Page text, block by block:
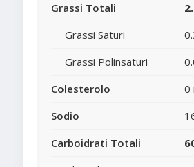
Grassi Totali
Grassi Saturi
Grassi Polinsaturi
Colesterolo
0
Sodio
Carboidrati Totali